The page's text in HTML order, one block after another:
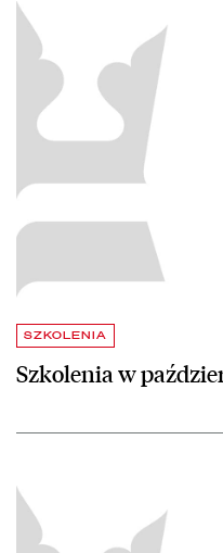
SZKOLENIA
Szkolenia w
czytaj więcej o Szkolenia w
czytaj więcej o Opracowanie